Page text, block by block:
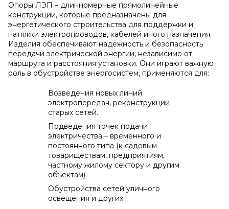
Опоры ЛЭП – длинномерные прямолинейные
конструкции, которые предназначены для
энергетического строительства для поддержки и
натяжки электропроводов, кабелей иного назначения.
Изделия обеспечивают надежность и безопасность
передачи электрической энергии, независимо от
маршрута и расстояния установки. Они играют важную
роль в обустройстве энергосистем, применяются для:
Возведения новых линий
электропередач, реконструкции
старых сетей.
Подведения точек подачи
электричества – временного и
постоянного типа (к садовым
товариществам, предприятиям,
частному жилому сектору и другим
объектам).
Обустройства сетей уличного
освещения и других.